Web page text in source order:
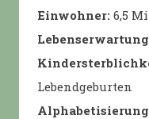
Einwohner:6,5
Lebendgeburten